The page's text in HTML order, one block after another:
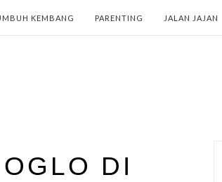
KEMBANG PARENTING JALAN JAJAN
DI